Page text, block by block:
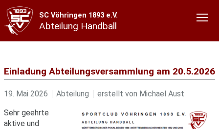
SC Vöhringen 1893 e.V.
Abteilung Handball
Einladung Abteilungsversammlung am 20.5.2026
19. Mai 2026 Abteilung erstellt von Michael Aust
Sehr geehrte
aktive und